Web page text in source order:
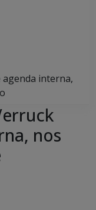
agenda interna,
nos